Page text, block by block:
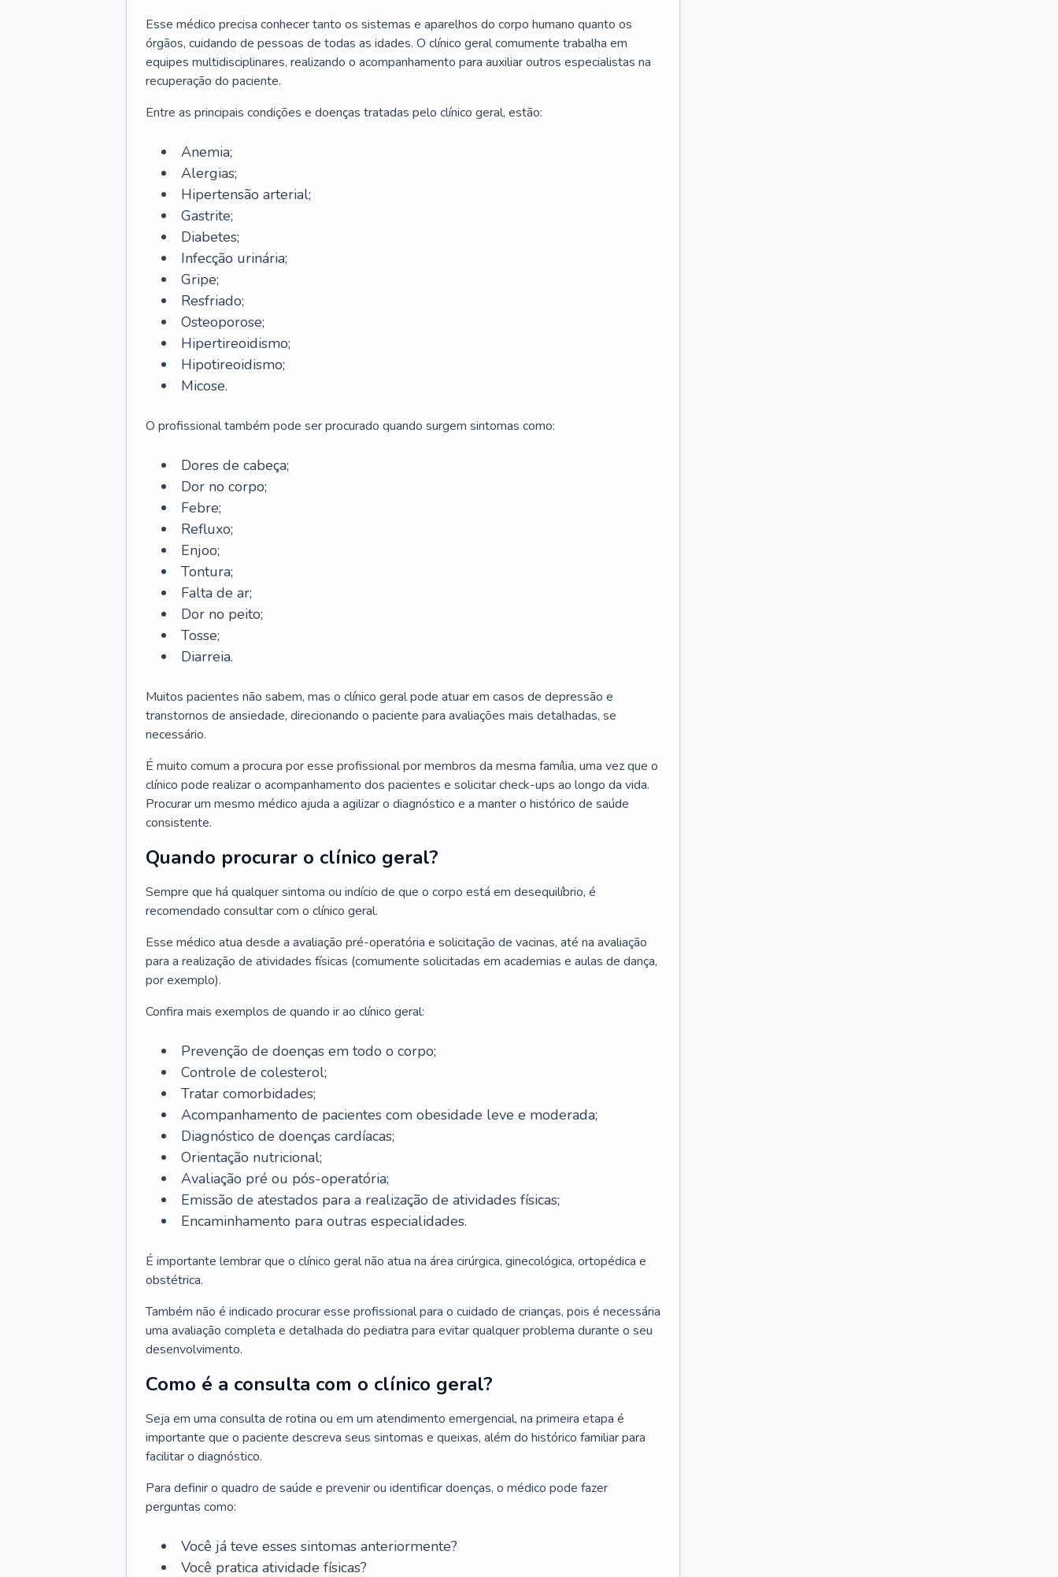
Esse médico precisa conhecer tanto os sistemas e aparelhos do corpo humano quanto os
órgãos, cuidando de pessoas de todas as idades. O clínico geral comumente trabalha em
equipes multidisciplinares, realizando o acompanhamento para auxiliar outros especialistas na
recuperação do paciente.
Entre as principais condições e doenças tratadas pelo clínico geral, estão:
Anemia;
Alergias;
Hipertensão arterial;
Gastrite;
Diabetes;
Infecção urinária;
Gripe;
Resfriado;
Osteoporose;
Hipertireoidismo;
Hipotireoidismo;
Micose.
O profissional também pode ser procurado quando surgem sintomas como:
Dores de cabeça;
Dor no corpo;
Febre;
Refluxo;
Enjoo;
Tontura;
Falta de ar;
Dor no peito;
Tosse;
Diarreia.
Muitos pacientes não sabem, mas o clínico geral pode atuar em casos de depressão e
transtornos de ansiedade, direcionando o paciente para avaliações mais detalhadas, se
necessário.
É muito comum a procura por esse profissional por membros da mesma família, uma vez que o
clínico pode realizar o acompanhamento dos pacientes e solicitar check-ups ao longo da vida.
Procurar um mesmo médico ajuda a agilizar o diagnóstico e a manter o histórico de saúde
consistente.
Quando procurar o clínico geral?
Sempre que há qualquer sintoma ou indício de que o corpo está em desequilíbrio, é
recomendado consultar com o clínico geral.
Esse médico atua desde a avaliação pré-operatória e solicitação de vacinas, até na avaliação
para a realização de atividades físicas (comumente solicitadas em academias e aulas de dança,
por exemplo).
Confira mais exemplos de quando ir ao clínico geral:
Prevenção de doenças em todo o corpo;
Controle de colesterol;
Tratar comorbidades;
Acompanhamento de pacientes com obesidade leve e moderada;
Diagnóstico de doenças cardíacas;
Orientação nutricional;
Avaliação pré ou pós-operatória;
Emissão de atestados para a realização de atividades físicas;
Encaminhamento para outras especialidades.
É importante lembrar que o clínico geral não atua na área cirúrgica, ginecológica, ortopédica e
obstétrica.
Também não é indicado procurar esse profissional para o cuidado de crianças, pois é necessária
uma avaliação completa e detalhada do pediatra para evitar qualquer problema durante o seu
desenvolvimento.
Como é a consulta com o clínico geral?
Seja em uma consulta de rotina ou em um atendimento emergencial, na primeira etapa é
importante que o paciente descreva seus sintomas e queixas, além do histórico familiar para
facilitar o diagnóstico.
Para definir o quadro de saúde e prevenir ou identificar doenças, o médico pode fazer
perguntas como:
Você já teve esses sintomas anteriormente?
Você pratica atividade físicas?